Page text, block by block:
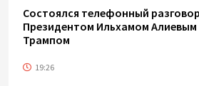
Состоялся телефонный
Президентом Ильхамом
Трампом
19:26